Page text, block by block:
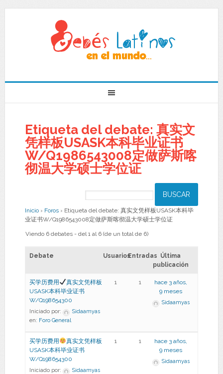
Etiqueta del debate: 真实文
凭样板USASK本科毕业证书
W/Q1986543008定做萨斯喀
彻温大学硕士学位证
Inicio › Foros › Etiqueta del debate: 真实文凭样板USASK本科毕
业证书W/Q1986543008定做萨斯喀彻温大学硕士学位证
Viendo 6 debates - del 1 al 6 (de un total de 6)
Debate UsuariosEntradas Última
publicación
买学历费用
真实文凭样板
USASK本科毕业证书
W/Q198654300
Iniciado por:
Sidaamyas
en: Foro General
1 1
hace 3 años,
9 meses
Sidaamyas
买学历费用
真实文凭样板
USASK本科毕业证书
W/Q198654300
Iniciado por:
Sidaamyas
1 1
hace 3 años,
9 meses
Sidaamyas